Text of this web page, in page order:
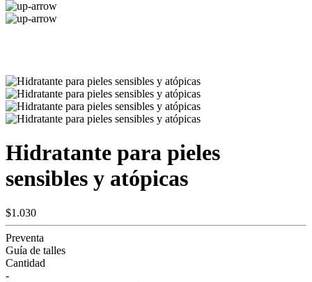
Hidratante para pieles
sensibles y atópicas
$1.030
Preventa
Guía de talles
Cantidad
-